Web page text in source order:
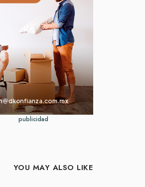
publicidad
YOU MAY ALSO LIKE